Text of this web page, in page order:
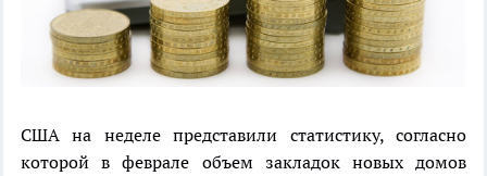
США на неделе представили статистику, согласно
которой в феврале объем закладок новых домов